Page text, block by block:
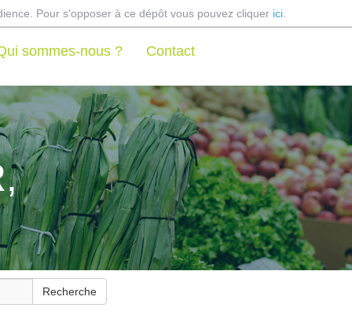
Pour s'opposer à ce dépôt vous pouvez cliquer ici
sommes-nous ? Contact
Recherche